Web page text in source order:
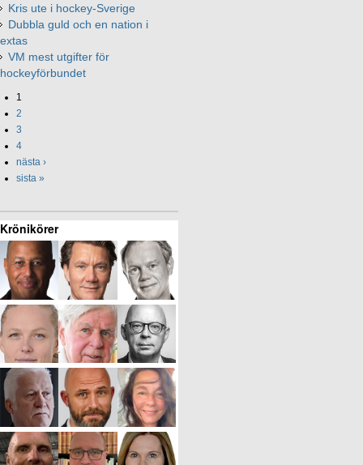
Kris ute i hockey-Sverige
Dubbla guld och en nation i
extas
VM mest utgifter för
hockeyförbundet
1
2
3
4
nästa ›
sista »
Krönikörer